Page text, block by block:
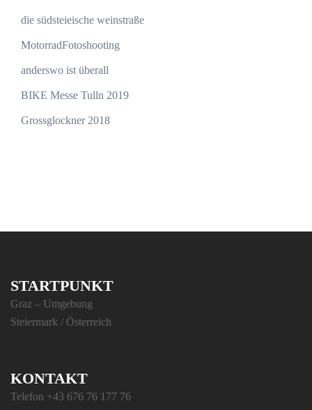
die südsteieische weinstraße
MotorradFotoshooting
anderswo ist überall
BIKE Messe Tulln 2019
Grossglockner 2018
STARTPUNKT
Graz – Umgebung
Steiermark / Österreich
KONTAKT
Telefon +43 676 76 177 76